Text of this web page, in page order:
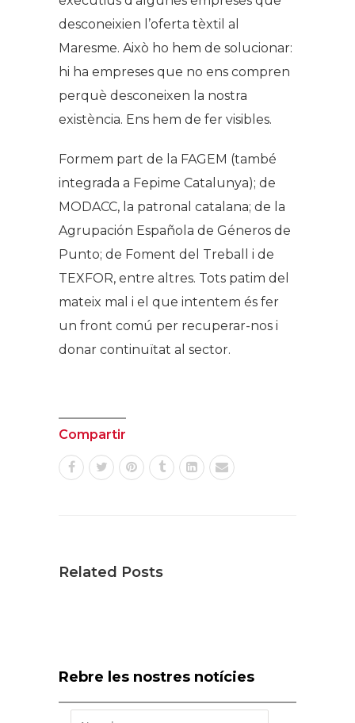
desconeixien l’oferta tèxtil al
Maresme. Això ho hem de solucionar:
hi ha empreses que no ens compren
perquè desconeixen la nostra
existència. Ens hem de fer visibles.
Formem part de la FAGEM (també
integrada a Fepime Catalunya); de
MODACC, la patronal catalana; de la
Agrupación Española de Géneros de
Punto; de Foment del Treball i de
TEXFOR, entre altres. Tots patim del
mateix mal i el que intentem és fer
un front comú per recuperar-nos i
donar continuïtat al sector.
Compartir
Related Posts
Rebre les nostres notícies